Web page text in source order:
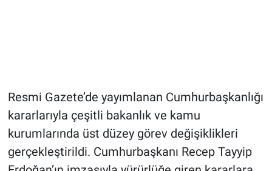
Resmi Gazete’de yayımlanan Cumhurbaşkanlığı
kararlarıyla çeşitli bakanlık ve kamu
kurumlarında üst düzey görev değişiklikleri
gerçekleştirildi. Cumhurbaşkanı Recep Tayyip